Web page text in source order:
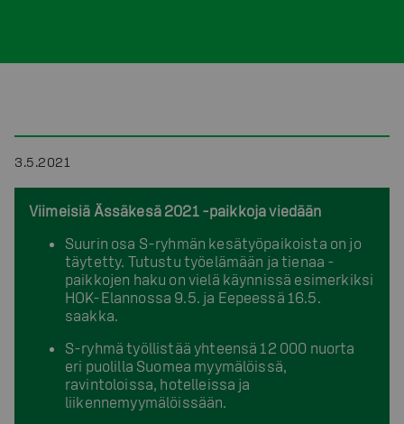
3.5.2021
Viimeisiä Ässäkesä 2021 -paikkoja viedään
Suurin osa S-ryhmän kesätyöpaikoista on jo
täytetty. Tutustu työelämään ja tienaa -
paikkojen haku on vielä käynnissä esimerkiksi
HOK-Elannossa 9.5. ja Eepeessä 16.5.
saakka.
S-ryhmä työllistää yhteensä 12 000 nuorta
eri puolilla Suomea myymälöissä,
ravintoloissa, hotelleissa ja
liikennemyymälöissään.